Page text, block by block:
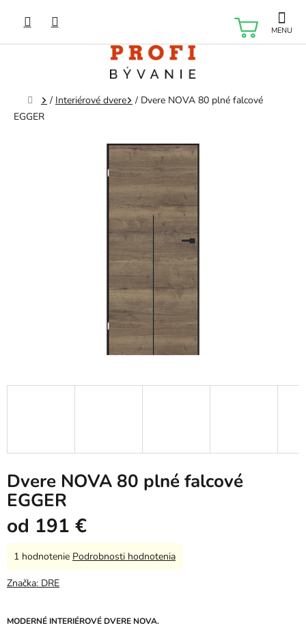
obsah
Domov
/ Interiérové dvere / Dvere NOVA 80 plné falcové
EGGER
Dvere NOVA 80 plné falcové
EGGER
od 191 €
MODERNÉ INTERIÉROVÉ DVERE NOVA.
Priemerné
produktu
z
1 hodnotenie Podrobnosti hodnotenia
Značka: DRE